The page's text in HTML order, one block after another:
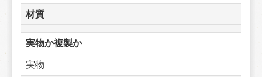
材質
実物か複製か
実物